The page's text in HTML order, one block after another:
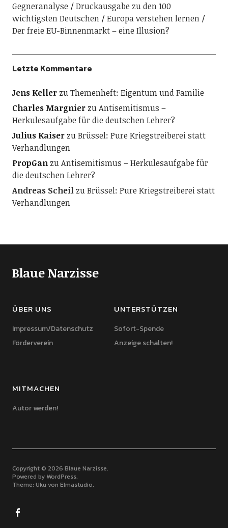
Gegneranalyse
Druckausgabe zu den 100
wichtigsten Deutschen
Europa verstehen lernen
Der freie EU-Binnenmarkt – eine Illusion?
Letzte Kommentare
Jens KellerzuThemenheft: Eigentum und Familie
Charles MargnierzuAntisemitismus –
Herkulesaufgabe für die deutschen Lehrer?
Julius KaiserzuBrüssel: Pure Kriegstreiberei statt
Verhandlungen
PropGanzuAntisemitismus – Herkulesaufgabe für
die deutschen Lehrer?
Andreas ScheilzuBrüssel: Pure Kriegstreiberei statt
Verhandlungen
Blaue Narzisse
ÜBER UNS
Impressum/Datenschutz
Förderverein
UNTERSTÜTZEN
Sofort-Spende
Anzeige schalten!
MITMACHEN
Autor werden!
Copyright © 2026 Blaue Narzisse
Powered by WordPress
Theme: Uku von Elmastudio